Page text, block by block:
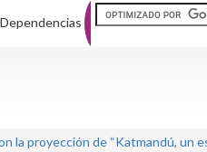
Dependencias
proyección de “Katmandú, un